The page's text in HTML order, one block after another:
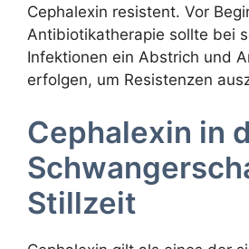
Cephalexin resistent. Vor
Antibiotikatherapie sollte bei
Infektionen ein Abstrich und
erfolgen, um Resistenzen
Cephalexin in
Stillzeit